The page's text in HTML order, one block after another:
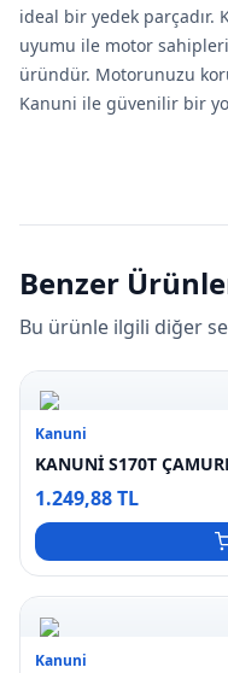
ideal bir yedek parçadır.
uyumu ile motor
üründür. Motorunuzu
Kanuni ile güvenilir bir
Benzer
Bu ürünle ilgili diğer
Kanuni
KANUNİ S170T
1.249,88 TL
Kanuni